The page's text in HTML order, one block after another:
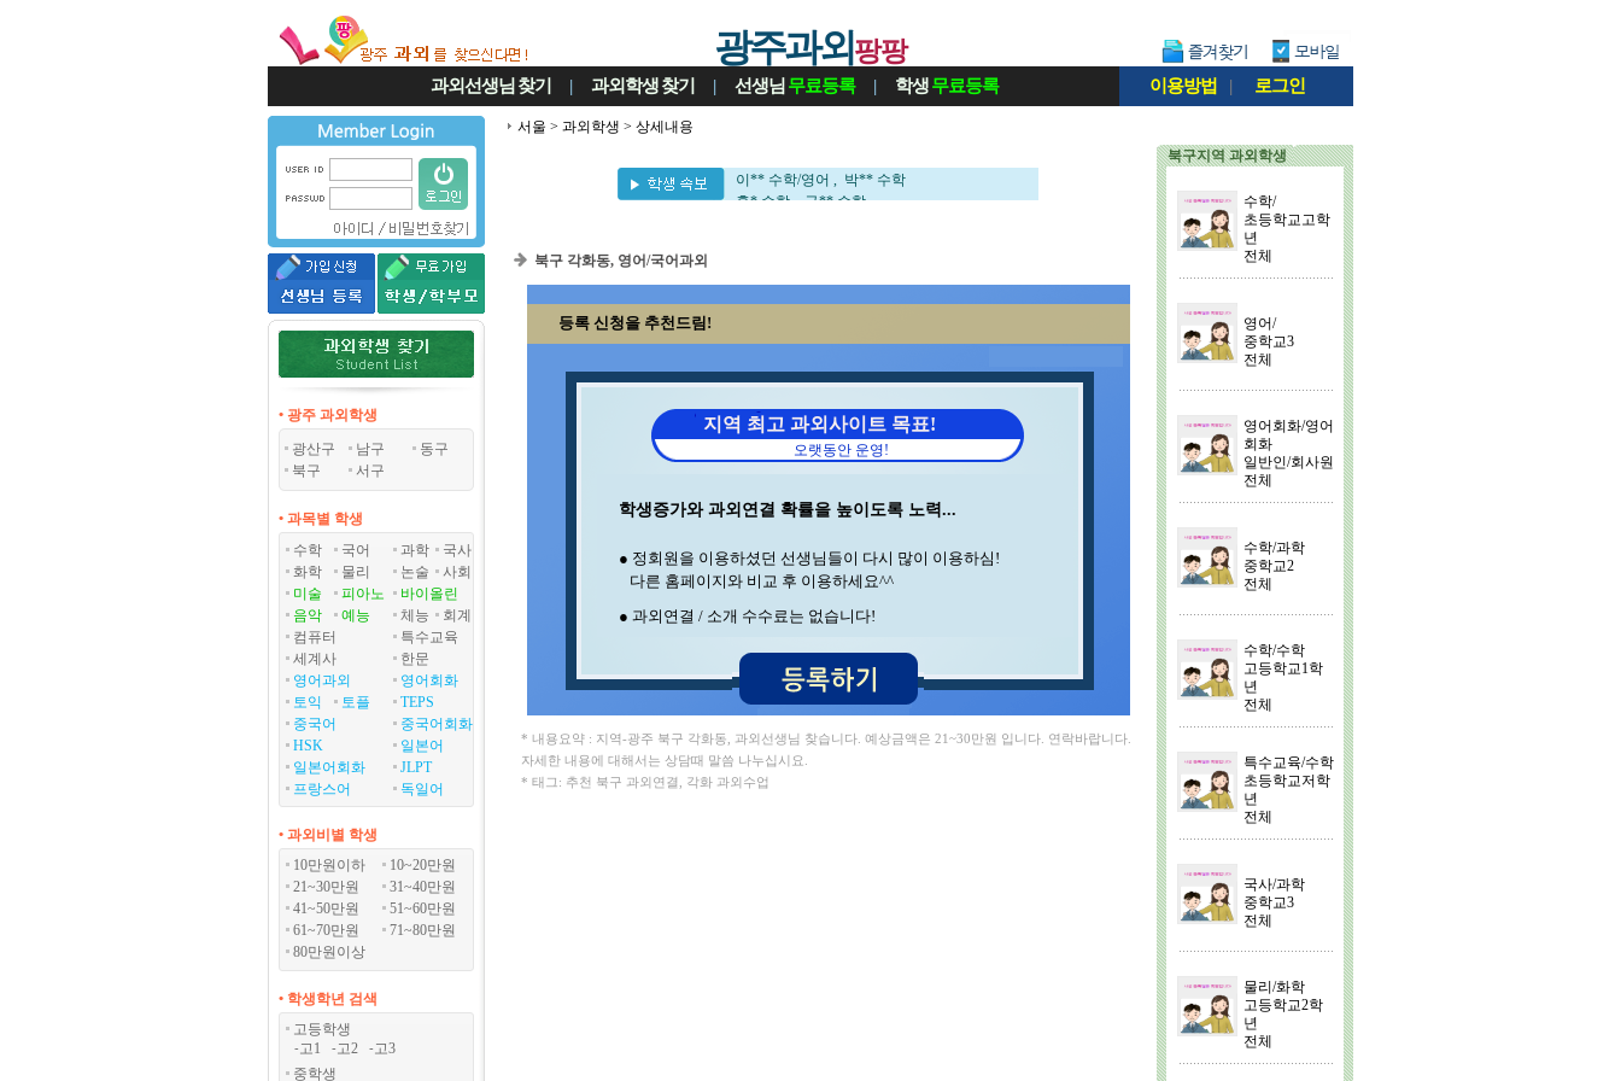
광주과외팡팡
과외선생님 찾기 | 과외학생찾기 | 선생님 무료등록 | 학생무료등록 이용방법 | 로그인
• 광주 과외학생
광산구
남구
동구
북구
서구
• 과목별 학생
수학
국어 과학
국사
화학
물리 논술
사회
미술
피아노
바이올린
음악
예능 체능
회계
컴퓨터
특수교육
세계사
한문
영어과외
영어회화
토익
토플
TEPS
중국어
중국어회화
HSK
일본어
일본어회화
JLPT
프랑스어
독일어
• 과외비별 학생
10만원이하
10~20만원
21~30만원
31~40만원
41~50만원
51~60만원
61~70만원
71~80만원
80만원이상
• 학생학년 검색
고등학생
-고1 -고2 -고3
중학생
서울 > 과외학생 > 상세내용
이** 수학/영어 , 박** 수학
홍* 수학 , 구** 수학
김** 수학 , 이** 수학/국어
이** 영어 , 최** 일본어/일본어회화
지** 수학/영어 , 윤** 물리
이** 수학/과학 , 김** 수학/과학
김** 수학 , 조** 영어
이** 수학/영어 , 박** 수학
홍* 수학 , 구** 수학
김** 수학/영어 , 이** 수학
송* 영어/과학 , 최** 수학
이** 영어 , 최** 일본어/일본어회화
안** 수학 , 김** 영어/일본어
지** 수학/영어 , 윤** 물리
북구 각화동, 영어/국어과외
등록 신청을 추천드림!
지역 최고 과외사이트 목표!
오랫동안 운영!
학생증가와 과외연결 확률을 높이도록 노력...
● 정회원을 이용하셨던 선생님들이 다시 많이 이용하심!
다른 홈페이지와 비교 후 이용하세요^^
● 과외연결 / 소개 수수료는 없습니다!
* 내용요약 : 지역-광주 북구 각화동, 과외선생님 찾습니다. 예상금액은 21~30만원 입니다. 연락바랍니다.
자세한 내용에 대해서는 상담때 말씀 나누십시요.
* 태그: 추천 북구 과외연결, 각화 과외수업
북구지역 과외학생
수학/
초등학교고학
년
전체
영어/
중학교3
전체
영어회화/영어
회화
일반인/회사원
전체
수학/과학
중학교2
전체
수학/수학
고등학교1학
년
전체
특수교육/수학
초등학교저학
년
전체
국사/과학
중학교3
전체
물리/화학
고등학교2학
년
전체